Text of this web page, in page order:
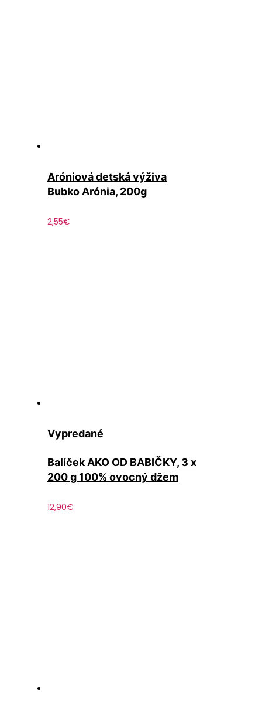
Aróniová detská výživa
Bubko Arónia, 200g
2,55€
Vypredané
Balíček AKO OD BABIČKY, 3 x
200 g 100% ovocný džem
12,90€